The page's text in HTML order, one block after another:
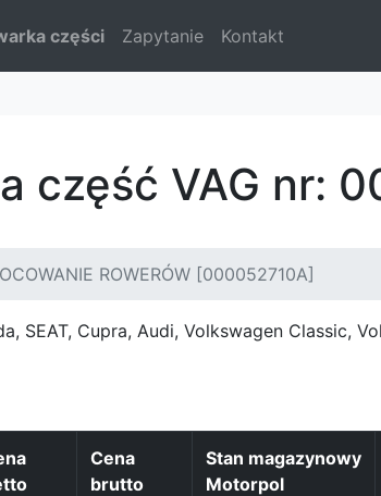
części Zapytanie Kontakt
część VAG nr:
ROWERÓW [000052710A]
SEAT, Cupra, Audi, Volkswagen Classic,
Cena
brutto
Stan magazynowy
Motorpol